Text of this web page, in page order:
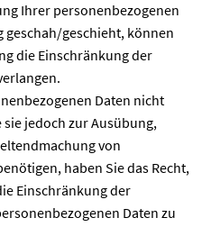
Ihrer personenbezogenen
geschah/geschieht, können
die Einschränkung der
Daten nicht
jedoch zur Ausübung,
von
haben Sie das Recht,
Einschränkung der
Daten zu